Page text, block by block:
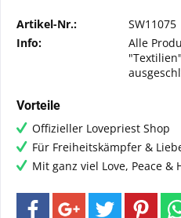
Artikel-Nr.:
SW11075
Info:
Alle
Vorteile
Offizieller Lovepriest Shop
Für Freiheitskämpfer &
Mit ganz viel Love, Peace &